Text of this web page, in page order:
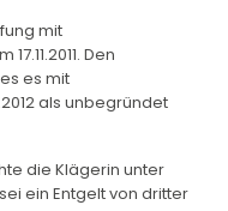
mit
Den
es mit
als unbegründet
die Klägerin unter
ein Entgelt von dritter